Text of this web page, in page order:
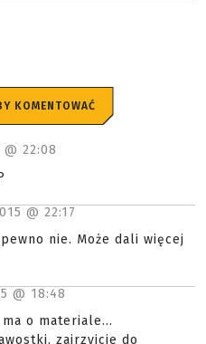
KOMENTOWAĆ
22:08
@ 22:17
nie. Może dali więcej
@ 18:48
o materiale...
zajrzyjcie do